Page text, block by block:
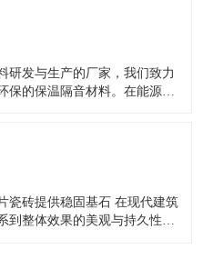
类型。 2.如何根据瓷砖
研发与生产的厂家，我们致力
的保温隔音材料。在能源成
建筑节能与舒适人居 广泛应
瓷砖提供稳固基石 在现代建筑
到整体效果的美观与持久性。